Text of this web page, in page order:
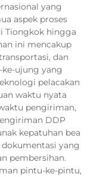
yang
aspek proses
Tiongkok hingga
ini mencakup
dan
ujung yang
pelacakan
waktu nyata
pengiriman,
DDP
kepatuhan bea
yang
pembersihan.
pintu-ke-pintu,